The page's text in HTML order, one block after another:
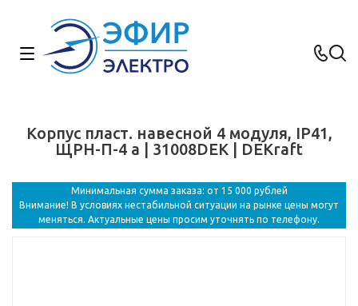
Корпус пласт. навесной 4 модуля, IP41,
ЩРН-П-4 a | 31008DEK | DEKraft
Минимальная сумма заказа: от 15 000 рублей
Внимание! В условиях нестабильной ситуации на рынке цены могут
меняться. Актуальные цены просим уточнять по телефону.